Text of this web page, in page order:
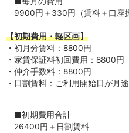
9900円＋330円（賃料＋口座
【初期費用・軽区画】
・初月分賃料：8800円
・家賃保証料初回費用：8800円
・仲介手数料：8800円
・日割賃料：ご利用開始日が月
■初期費用合計
26400円＋日割賃料